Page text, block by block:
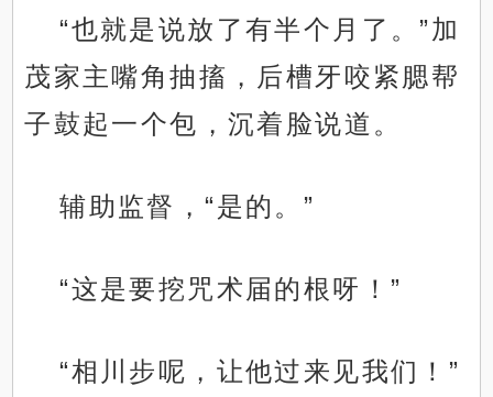
“也就是说放了有半个月了。”加
茂家主嘴角抽搐，后槽牙咬紧腮帮
子鼓起一个包，沉着脸说道。
辅助监督，“是的。”
“这是要挖咒术届的根呀！”
“相川步呢，让他过来见我们！”